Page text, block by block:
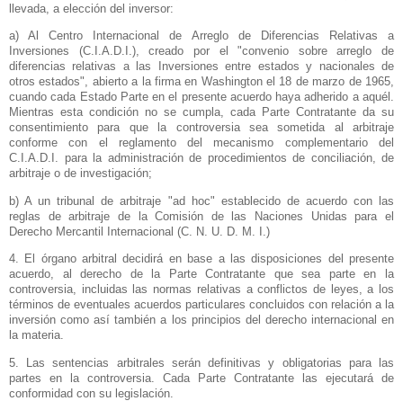
llevada, a elección del inversor:
a) Al Centro Internacional de Arreglo de Diferencias Relativas a
Inversiones (C.I.A.D.I.), creado por el "convenio sobre arreglo de
diferencias relativas a las Inversiones entre estados y nacionales de
otros estados", abierto a la firma en Washington el 18 de marzo de 1965,
cuando cada Estado Parte en el presente acuerdo haya adherido a aquél.
Mientras esta condición no se cumpla, cada Parte Contratante da su
consentimiento para que la controversia sea sometida al arbitraje
conforme con el reglamento del mecanismo complementario del
C.I.A.D.I. para la administración de procedimientos de conciliación, de
arbitraje o de investigación;
b) A un tribunal de arbitraje "ad hoc" establecido de acuerdo con las
reglas de arbitraje de la Comisión de las Naciones Unidas para el
Derecho Mercantil Internacional (C. N. U. D. M. I.)
4. El órgano arbitral decidirá en base a las disposiciones del presente
acuerdo, al derecho de
la Parte Contratante que sea parte en la
controversia, incluidas las normas relativas a conflictos de leyes, a los
términos de eventuales acuerdos particulares concluidos con relación a la
inversión como así también a los principios del derecho internacional en
la materia.
5. Las sentencias arbitrales serán definitivas y obligatorias para las
partes en la controversia. Cada Parte Contratante las ejecutará de
conformidad con su legislación.